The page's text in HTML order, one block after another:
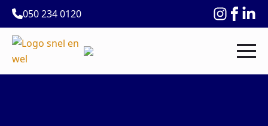
050 234 0120